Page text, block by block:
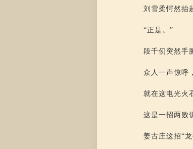
刘雪柔愕然抬
“正是。”
段千仞突然手
众人一声惊呼
就在这电光火
这是一招两败
姜古庄这招“